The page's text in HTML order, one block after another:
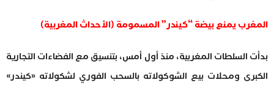
المغرب يمنع بيضة “كيندر” المسمومة (الأحداث المغربية)
بدأت السلطات المغربية، منذ أول أمس، بتنسيق مع الفضاءات التجارية
الكبرى ومحلات بيع الشوكولاته بالسحب الفوري لشكولاته «كيندر»